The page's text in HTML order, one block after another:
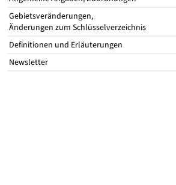
Gebietsveränderungen,
Änderungen zum Schlüsselverzeichnis
Definitionen und Erläuterungen
Newsletter